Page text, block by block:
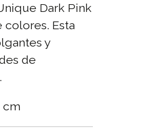
Dark Pink
Esta
y
de
cm